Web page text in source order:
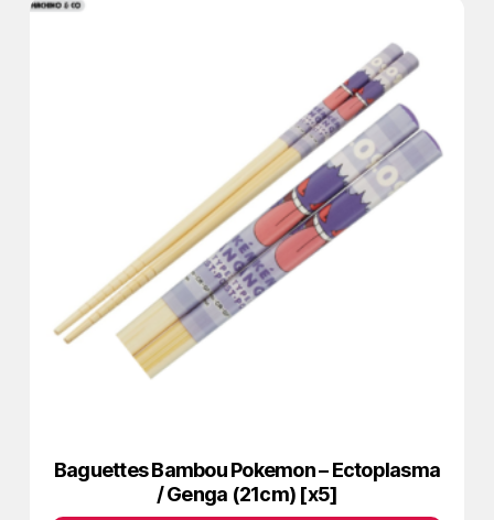
Baguettes Bambou Pokemon – Ectoplasma
/ Genga (21cm) [x5]